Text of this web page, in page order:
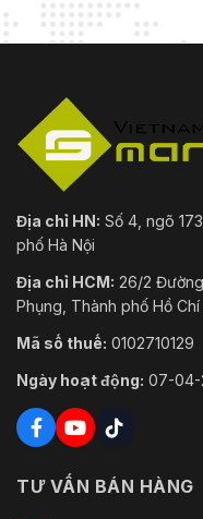
Địa chỉ HN: Số 4, ngõ
phố Hà Nội
Địa chỉ HCM: 26/2
Phụng, Thành phố Hồ Chí
Mã số thuế: 0102710129
Ngày hoạt động: 07-04-
TƯ VẤN BÁN HÀNG